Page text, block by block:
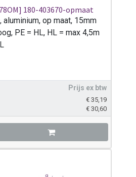
180-403670-opmaat
aluminium, op maat, 15mm
PE = HL, HL = max 4,5m
Prijs ex btw
€ 35,19
€ 30,60